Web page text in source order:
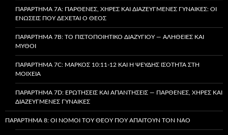
ΠΑΡΆΡΤΗΜΑ 7A: ΠΑΡΘΈΝΕΣ, ΧΉΡΕΣ ΚΑΙ ΔΙΑΖΕΥΓΜΈΝΕΣ ΓΥΝΑΊΚΕΣ: ΟΙ
ΕΝΏΣΕΙΣ ΠΟΥ ΔΈΧΕΤΑΙ Ο ΘΕΌΣ
ΠΑΡΆΡΤΗΜΑ 7B: ΤΟ ΠΙΣΤΟΠΟΙΗΤΙΚΌ ΔΙΑΖΥΓΊΟΥ — ΑΛΉΘΕΙΕΣ ΚΑΙ
ΜΎΘΟΙ
ΠΑΡΆΡΤΗΜΑ 7C: ΜΆΡΚΟΣ 10:11-12 ΚΑΙ Η ΨΕΥΔΉΣ ΙΣΌΤΗΤΑ ΣΤΗ
ΜΟΙΧΕΊΑ
ΠΑΡΆΡΤΗΜΑ 7D: ΕΡΩΤΉΣΕΙΣ ΚΑΙ ΑΠΑΝΤΉΣΕΙΣ — ΠΑΡΘΈΝΕΣ, ΧΉΡΕΣ ΚΑΙ
ΔΙΑΖΕΥΓΜΈΝΕΣ ΓΥΝΑΊΚΕΣ
ΠΑΡΆΡΤΗΜΑ 8: ΟΙ ΝΌΜΟΙ ΤΟΥ ΘΕΟΎ ΠΟΥ ΑΠΑΙΤΟΎΝ ΤΟΝ ΝΑΌ